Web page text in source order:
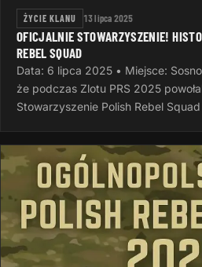
ŻYCIE KLANU 13 lipca 2025
OFICJALNIE STOWARZYSZENIE!
REBEL SQUAD
Data: 6 lipca 2025 • Miejsce:
że podczas Zlotu PRS 2025
Stowarzyszenie Polish Rebel